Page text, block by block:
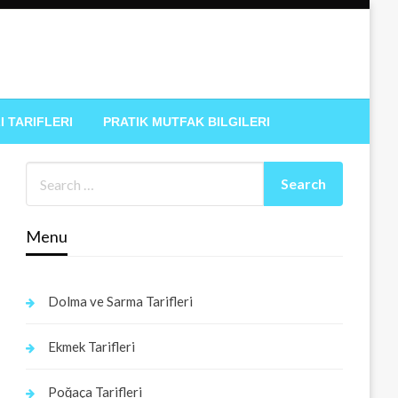
TARIFLERI PRATIK MUTFAK BILGILERI
Menu
Dolma ve Sarma Tarifleri
Ekmek Tarifleri
Poğaça Tarifleri